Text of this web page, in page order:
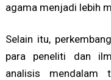
agama menjadi lebih
Selain itu,
para peneliti dan
analisis mendalam